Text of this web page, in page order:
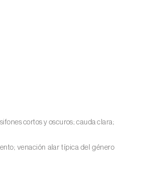
cortos y oscuros; cauda clara;
venación alar típica del género